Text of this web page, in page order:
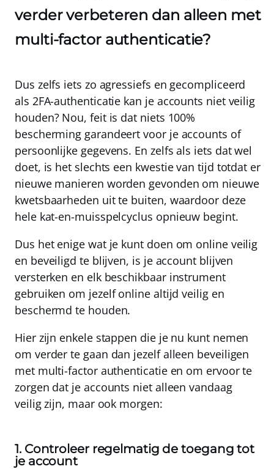
verder verbeteren dan alleen met
multi-factor authenticatie?
Dus zelfs iets zo agressiefs en gecompliceerd
als 2FA-authenticatie kan je accounts niet veilig
houden? Nou, feit is dat niets 100%
bescherming garandeert voor je accounts of
persoonlijke gegevens. En zelfs als iets dat wel
doet, is het slechts een kwestie van tijd totdat er
nieuwe manieren worden gevonden om nieuwe
kwetsbaarheden uit te buiten, waardoor deze
hele kat-en-muisspelcyclus opnieuw begint.
Dus het enige wat je kunt doen om online veilig
en beveiligd te blijven, is je account blijven
versterken en elk beschikbaar instrument
gebruiken om jezelf online altijd veilig en
beschermd te houden.
Hier zijn enkele stappen die je nu kunt nemen
om verder te gaan dan jezelf alleen beveiligen
met multi-factor authenticatie en om ervoor te
zorgen dat je accounts niet alleen vandaag
veilig zijn, maar ook morgen:
1. Controleer regelmatig de toegang tot
je account